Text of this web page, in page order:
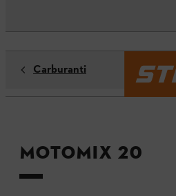
Carburanti
MotoMix 20